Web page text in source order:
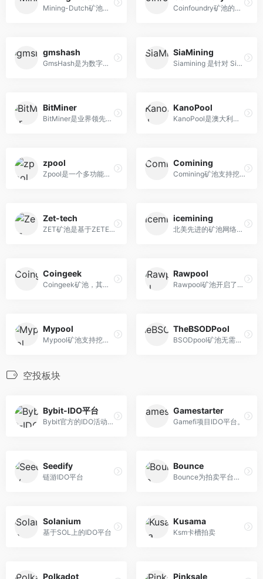
Mining-Dutch矿池的多端口分... Coinfoundry矿池的矿池费用和...
gmshash
GmsHash是为数字货币挖矿爱好...
SiaMining
Siamining 是针对 Sia 的首个...
BitMiner
BitMiner是业界领先的Bitcoin...
KanoPool
KanoPool是澳大利亚的一个比...
zpool
Zpool是一个多功能工具，你可...
Comining
Comining矿池支持挖掘多个币...
Zet-tech
ZET矿池是基于ZETEthereumpoo...
icemining
北美先进的矿池网络，能够估...
Coingeek
Coingeek矿池，其创始人是娱...
Rawpool
Rawpool矿池开启了多链模式，...
Mypool
Mypool矿池支持挖掘多种数字...
TheBSODPool
BSODpool矿池无需注册，每两...
空投板块
Bybit-IDO平台
Bybit官方的IDO活动页面。
Gamestarter
Gamefi项目IDO平台。
Seedify
链游IDO平台
Bounce
Bounce为拍卖平台。跨链构建...
Solanium
基于SOL上的IDO平台
Kusama
Ksm卡槽拍卖
Polkadot Pinksale